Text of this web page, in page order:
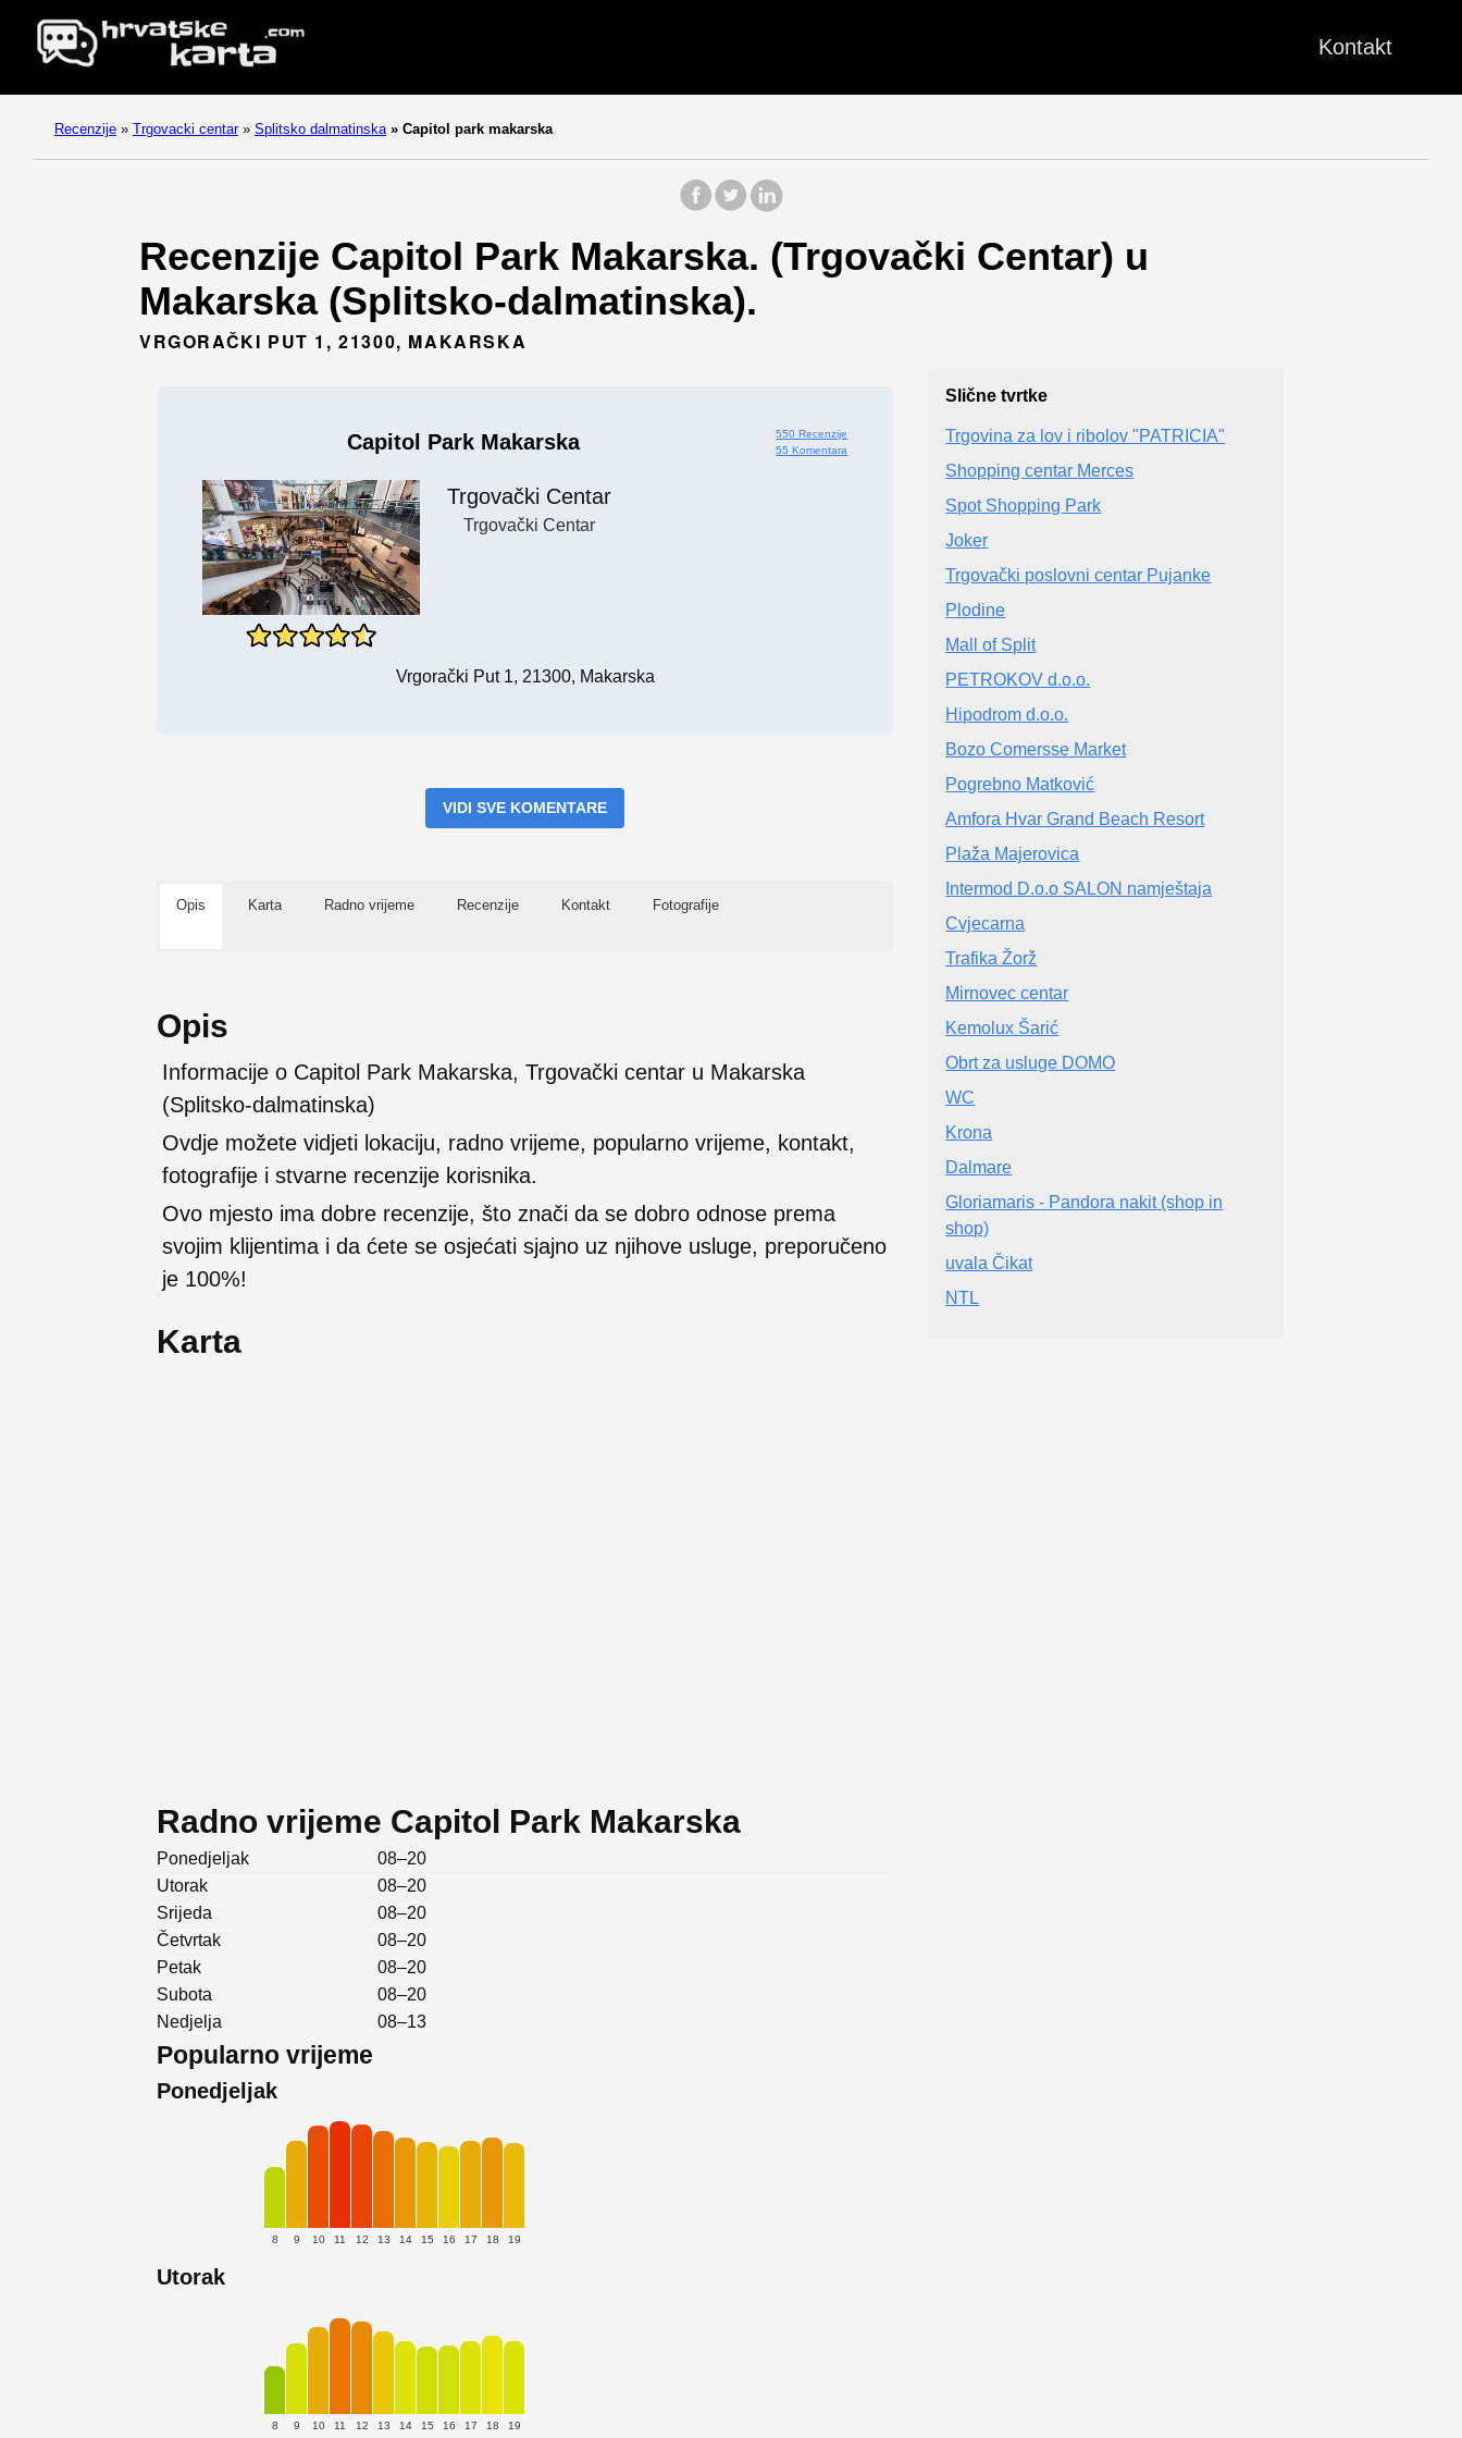
Kontakt
Recenzije » Trgovacki centar » Splitsko dalmatinska » Capitol park makarska
Recenzije Capitol Park Makarska. (Trgovački Centar) u
Makarska (Splitsko-dalmatinska).
VRGORAČKI PUT 1, 21300, MAKARSKA
Capitol Park Makarska
550 Recenzije
55 Komentara
Trgovački Centar
Trgovački Centar
Vrgorački Put 1, 21300, Makarska
VIDI SVE KOMENTARE
Opis Karta Radno vrijeme Recenzije Kontakt Fotografije
Opis
Informacije o Capitol Park Makarska, Trgovački centar u Makarska
(Splitsko-dalmatinska)
Ovdje možete vidjeti lokaciju, radno vrijeme, popularno vrijeme, kontakt,
fotografije i stvarne recenzije korisnika.
Ovo mjesto ima dobre recenzije, što znači da se dobro odnose prema
svojim klijentima i da ćete se osjećati sjajno uz njihove usluge, preporučeno
je 100%!
Karta
Radno vrijeme Capitol Park Makarska
Ponedjeljak
08–20
Utorak
08–20
Srijeda
08–20
Četvrtak
08–20
Petak
08–20
Subota
08–20
Nedjelja
08–13
Popularno vrijeme
Ponedjeljak
8 9 10 11 12 13 14 15 16 17 18 19
Utorak
8 9 10 11 12 13 14 15 16 17 18 19
Slične tvrtke
Trgovina za lov i ribolov "PATRICIA"
Shopping centar Merces
Spot Shopping Park
Joker
Trgovački poslovni centar Pujanke
Plodine
Mall of Split
PETROKOV d.o.o.
Hipodrom d.o.o.
Bozo Comersse Market
Pogrebno Matković
Amfora Hvar Grand Beach Resort
Plaža Majerovica
Intermod D.o.o SALON namještaja
Cvjecarna
Trafika Žorž
Mirnovec centar
Kemolux Šarić
Obrt za usluge DOMO
WC
Krona
Dalmare
Gloriamaris - Pandora nakit (shop in
shop)
uvala Čikat
NTL